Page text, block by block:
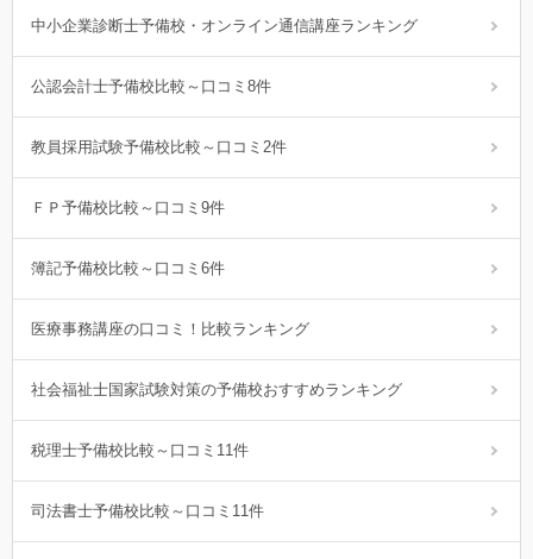
中小企業診断士予備校・オンライン通信講座ランキング
公認会計士予備校比較～口コミ8件
教員採用試験予備校比較～口コミ2件
ＦＰ予備校比較～口コミ9件
簿記予備校比較～口コミ6件
医療事務講座の口コミ！比較ランキング
社会福祉士国家試験対策の予備校おすすめランキング
税理士予備校比較～口コミ11件
司法書士予備校比較～口コミ11件